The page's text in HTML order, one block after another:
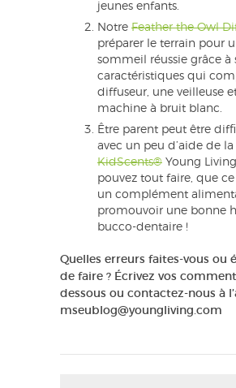
jeunes enfants.
Notre Feather the Owl
préparer le terrain pour
sommeil réussie grâce à
caractéristiques qui
diffuseur, une veilleuse
machine à bruit blanc.
Être parent peut être
avec un peu d’aide de
KidScents® Young
pouvez tout faire, que
un complément
promouvoir une bonne
bucco-dentaire !
Quelles erreurs faites-vous ou
de faire ? Écrivez vos
dessous ou contactez-nous à
mseublog@youngliving.com